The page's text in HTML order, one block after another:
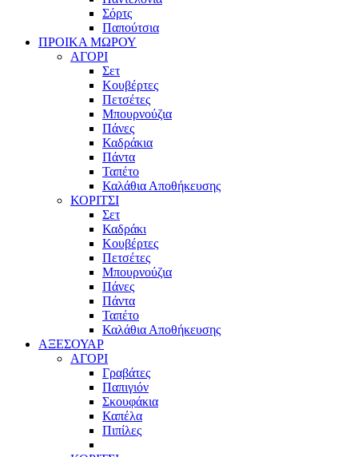
Σόρτς
Παπούτσια
ΠΡΟΙΚΑ ΜΩΡΟΥ
ΑΓΟΡΙ
Σετ
Κουβέρτες
Πετσέτες
Μπουρνούζια
Πάνες
Καδράκια
Πάντα
Ταπέτο
Καλάθια Αποθήκευσης
ΚΟΡΙΤΣΙ
Σετ
Καδράκι
Κουβέρτες
Πετσέτες
Μπουρνούζια
Πάνες
Πάντα
Ταπέτο
Καλάθια Αποθήκευσης
ΑΞΕΣΟΥΑΡ
ΑΓΟΡΙ
Γραβάτες
Παπιγιόν
Σκουφάκια
Καπέλα
Πιπίλες